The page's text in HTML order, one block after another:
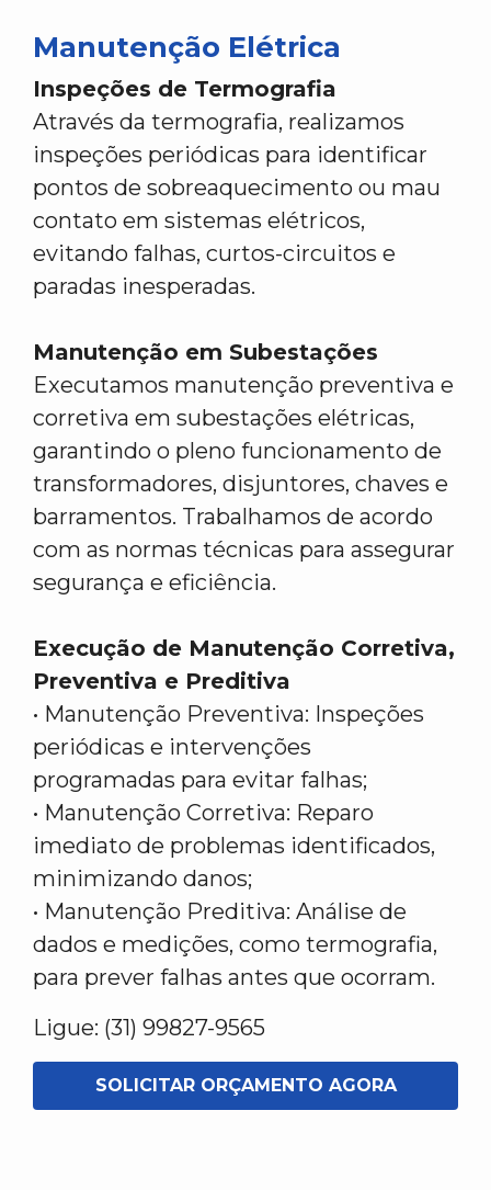
Manutenção Elétrica
Inspeções de Termografia
Através da termografia, realizamos
inspeções periódicas para identificar
pontos de sobreaquecimento ou mau
contato em sistemas elétricos,
evitando falhas, curtos-circuitos e
paradas inesperadas.
Manutenção em Subestações
Executamos manutenção preventiva e
corretiva em subestações elétricas,
garantindo o pleno funcionamento de
transformadores, disjuntores, chaves e
barramentos. Trabalhamos de acordo
com as normas técnicas para assegurar
segurança e eficiência.
Execução de Manutenção Corretiva,
Preventiva e Preditiva
• Manutenção Preventiva: Inspeções
periódicas e intervenções
programadas para evitar falhas;
• Manutenção Corretiva: Reparo
imediato de problemas identificados,
minimizando danos;
• Manutenção Preditiva: Análise de
dados e medições, como termografia,
para prever falhas antes que ocorram.
Ligue: (31) 99827-9565
SOLICITAR ORÇAMENTO AGORA